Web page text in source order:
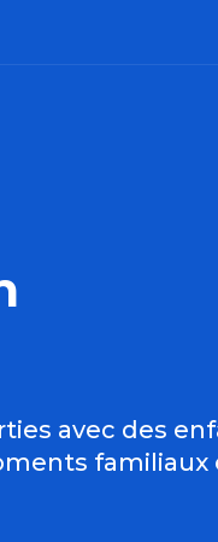
avec des
familiaux